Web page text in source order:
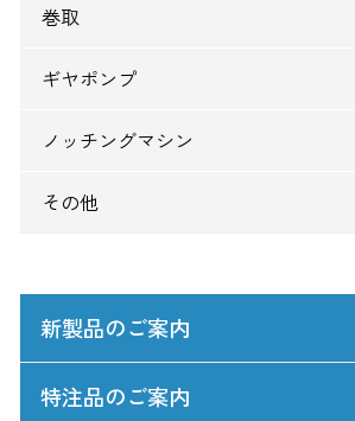
巻取
ギヤポンプ
ノッチングマシン
その他
新製品のご案内
特注品のご案内